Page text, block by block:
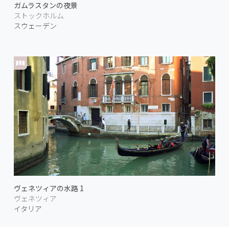
ガムラスタンの夜景
ストックホルム
スウェーデン
ヴェネツィアの水路 1
ヴェネツィア
イタリア